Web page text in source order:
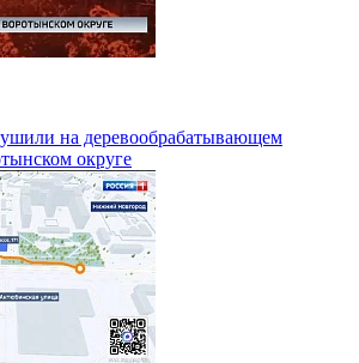
на деревообрабатывающем
округе